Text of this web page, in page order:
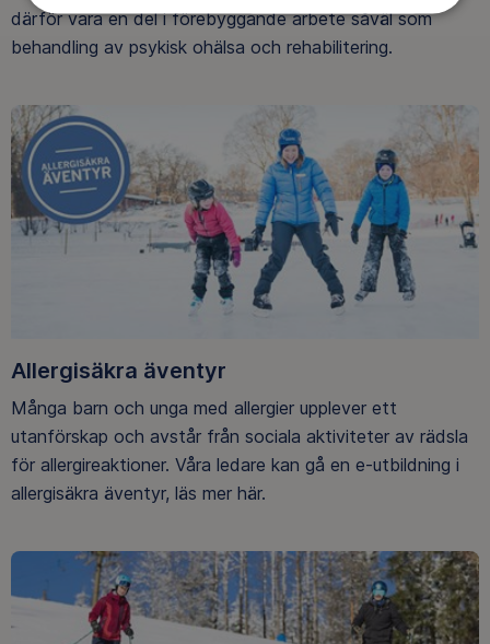
därför vara en del i förebyggande arbete såväl som
behandling av psykisk ohälsa och rehabilitering.
Allergisäkra äventyr
Många barn och unga med allergier upplever ett
utanförskap och avstår från sociala aktiviteter av rädsla
för allergireaktioner. Våra ledare kan gå en e-utbildning i
allergisäkra äventyr, läs mer här.